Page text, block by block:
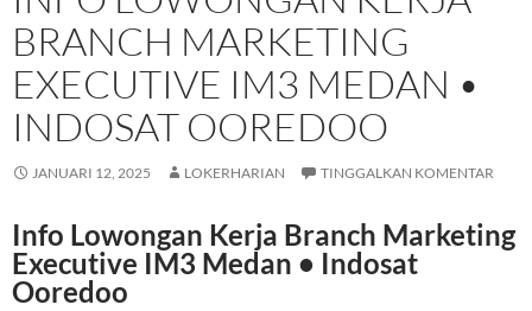
BRANCH MARKETING
EXECUTIVE IM3 MEDAN •
INDOSAT OOREDOO
JANUARI 12, 2025 LOKERHARIAN TINGGALKAN KOMENTAR
Info Lowongan Kerja Branch Marketing
Executive IM3 Medan • Indosat
Ooredoo